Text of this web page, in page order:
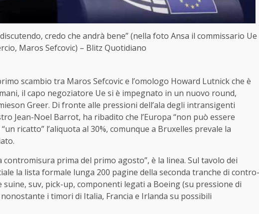
credo che andrà bene” (nella foto Ansa il commissario Ue
Maros Sefcovic) – Blitz Quotidiano
scambio tra Maros Sefcovic e l’omologo Howard Lutnick che è
il capo negoziatore Ue si è impegnato in un nuovo round,
Greer. Di fronte alle pressioni dell’ala degli intransigenti
Jean-Noel Barrot, ha ribadito che l’Europa “non può essere
ricatto” l’aliquota al 30%, comunque a Bruxelles prevale la
prima del primo agosto”, è la linea. Sul tavolo dei
la lista formale lunga 200 pagine della seconda tranche di contro-
suine, suv, pick-up, componenti legati a Boeing (su pressione di
i timori di Italia, Francia e Irlanda su possibili